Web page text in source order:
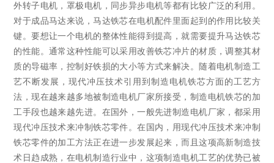
外转子电机，罩极电机，同步异步电机等都有比较广泛的利用。
对于成品马达来说，马达铁芯在电机配件里面起到的作用比较关
键。要想让一个电机的整体性能得到提高，就需要提升马达铁芯
的性能。通常这种性能可以采用改善铁芯冲片的材质，调整其材
质的导磁率，控制好铁损的大小等方式来解决。随着电机制造工
艺不断发展，现代冲压技术引用到制造电机铁芯方面的工艺方
法，现在越来越多地被制造电机厂家所接受，制造电机铁芯的加
工手段也越来越先进。在国外，一般先进制造电机厂家，都采用
现代冲压技术来冲制铁芯零件。在国内，用现代冲压技术来冲制
铁芯零件的加工方法正在进一步发展起来，而且这项高新制造技
术日趋成熟，在电机制造行业中，这项制造电机工艺的优势已被